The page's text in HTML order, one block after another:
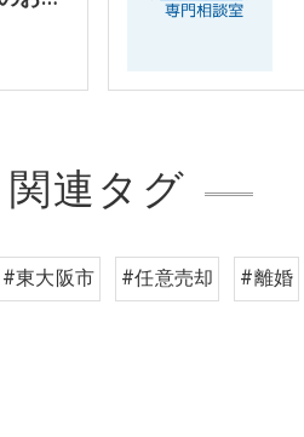
関連タグ
#東大阪市 #任意売却 #離婚